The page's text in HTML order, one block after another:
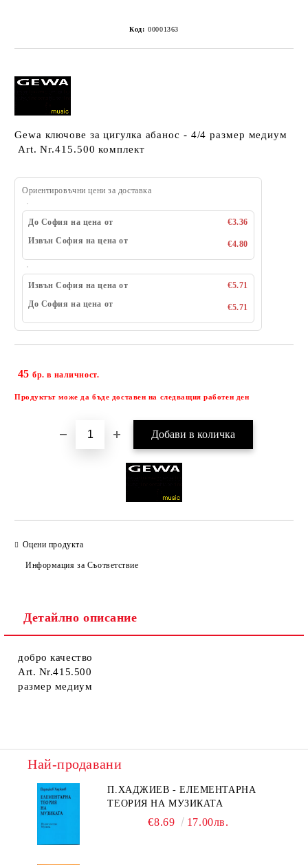
Код: 00001363
Gewa ключове за цигулка абанос - 4/4 размер медиум
Art. Nr.415.500 комплект
Ориентировъчни цени за доставка
До София на цена от
€3.36
Извън София на цена от
€4.80
Извън София на цена от
€5.71
До София на цена от
€5.71
45 бр. в наличност.
Продуктът може да бъде доставен на следващия работен ден
Оцени продукта
Информация за Съответствие
Детайлно описание
добро качество
Art. Nr.415.500
размер медиум
Най-продавани
П.ХАДЖИЕВ - ЕЛЕМЕНТАРНА
ТЕОРИЯ НА МУЗИКАТА
€8.69 17.00лв.